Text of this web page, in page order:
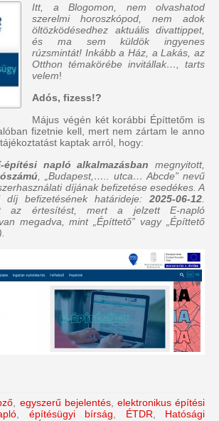
Itt, a Blogomon, nem olvashatod
szerelmi horoszkópod, nem adok
öltözködésedhez aktuális divattippet,
és ma sem küldök ingyenes
rúzsmintát! Inkább a Ház, a Lakás, az
Otthon témakörébe invitállak…, tarts
velem!
Adós, fizess!?
Május végén két korábbi Építtetőm is
fizetnie kell, mert nem zártam le anno
kaptak arról, hogy:
építési napló alkalmazásban megnyitott,
, „Budapest,….. utca… Abcde” nevű
díjának befizetése esedékes. A
díj befizetésének határideje: 2025-06-12
az értesítést, mert a jelzett E-napló
megadva, mint „Építtető” vagy „Építtető
egyszerű bejelentés, elektronikus építési
építésügyi bírság ÉTDR
Hatósági